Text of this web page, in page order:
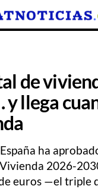
de
llega
ha
2026-
euros —el triple